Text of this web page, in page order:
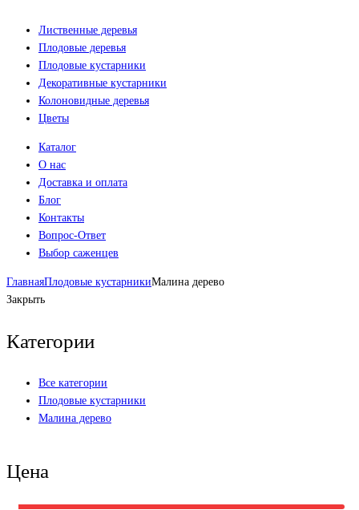
Лиственные деревья
Плодовые деревья
Плодовые кустарники
Декоративные кустарники
Колоновидные деревья
Цветы
Каталог
О нас
Доставка и оплата
Блог
Контакты
Вопрос-Ответ
Выбор саженцев
ГлавнаяПлодовые кустарникиМалина дерево
Закрыть
Категории
Все категории
Плодовые кустарники
Малина дерево
Цена